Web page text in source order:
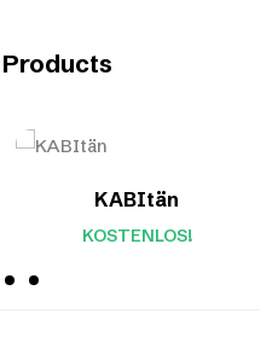
KABItän
KOSTENLOS!